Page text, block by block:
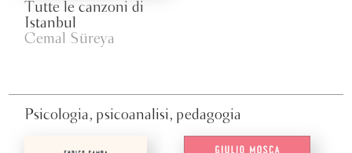
Tutte le canzoni di
Istanbul
Cemal Süreya
Psicologia, psicoanalisi, pedagogia